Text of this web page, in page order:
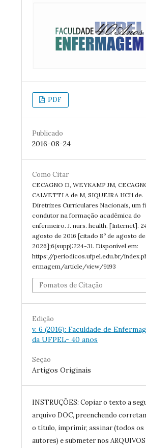
PDF
Publicado
2016-08-24
Como Citar
CECAGNO D, WEYKAMP JM,
CALVETTI A de M, SIQUEIRA HCH de.
Diretrizes Curriculares Nacionais, um
condutor na formação acadêmica do
enfermeiro. J. nurs. health. [Internet].
agosto de 2016 [citado 8º de agosto de
2026];6(supp):224-31. Disponível em:
https://periodicos.ufpel.edu.br/
ermagem/article/view/9193
Fomatos de Citação
Edição
v. 6 (2016): Faculdade de
da UFPEL- 40 anos
Seção
Artigos Originais
INSTRUÇÕES: Copiar o texto a
arquivo DOC, preenchendo
o título, imprimir, assinar (todos os
autores) e submeter nos ARQUIVOS